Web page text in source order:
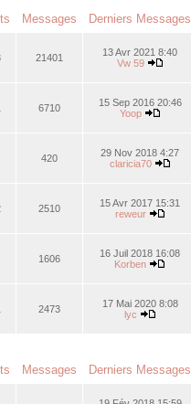
Messages Derniers Messages
21401
13 Avr 2021 8:40
Vw 59
6710
15 Sep 2016 20:46
Yoop
420
29 Nov 2018 4:27
claricia70
2510
15 Avr 2017 15:31
reweur
1606
16 Juil 2018 16:08
Korben
2473
17 Mai 2020 8:08
lyc
Messages Derniers Messages